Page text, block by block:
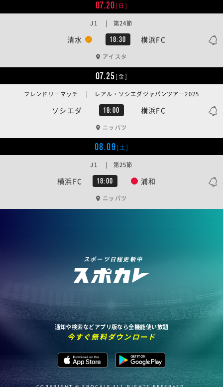
07.20[日]
清水 18:30 横浜FC
J1 | 第24節
アイスタ
07.25[金]
ソシエダ 19:00 横浜FC
フレンドリーマッチ | レアル・ソシエダジャパンツアー2025
ニッパツ
08.09[土]
横浜FC 18:00 浦和
J1 | 第25節
ニッパツ
スポーツ日程更新中
通知や検索などアプリ版なら全機能使い放題
今すぐ無料ダウンロード